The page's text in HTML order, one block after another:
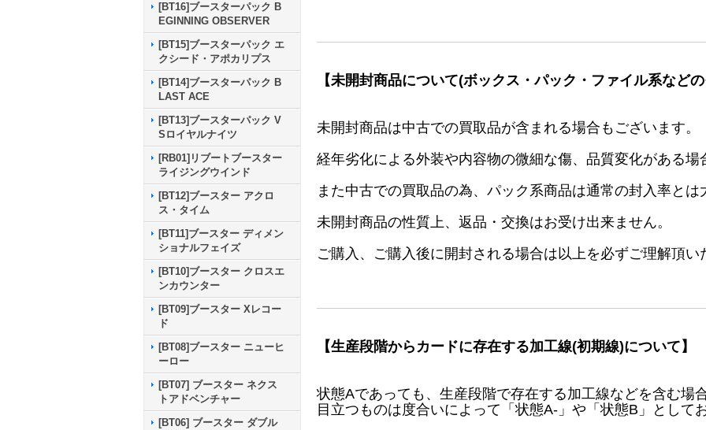
[BT16]ブースターパック B
EGINNING OBSERVER
[BT15]ブースターパック エ
クシード・アポカリプス
[BT14]ブースターパック B
LAST ACE
[BT13]ブースターパック V
Sロイヤルナイツ
[RB01]リブートブースター
ライジングウインド
[BT12]ブースター アクロ
ス・タイム
[BT11]ブースター ディメン
ショナルフェイズ
[BT10]ブースター クロスエ
ンカウンター
[BT09]ブースター Xレコー
ド
[BT08]ブースター ニューヒ
ーロー
[BT07] ブースター ネクス
トアドベンチャー
[BT06] ブースター ダブル
【未開封商品について(ボックス・パック・ファイル系など
未開封商品は中古での買取品が含まれる場合もございます。
経年劣化による外装や内容物の微細な傷、品質変化がある場
また中古での買取品の為、パック系商品は通常の封入率と
未開封商品の性質上、返品・交換はお受け出来ません。
ご購入、ご購入後に開封される場合は以上を必ずご理解頂
【生産段階からカードに存在する加工線(初期線)について】
状態Aであっても、生産段階で存在する加工線などを含む場
目立つものは度合いによって「状態A-」や「状態B」として